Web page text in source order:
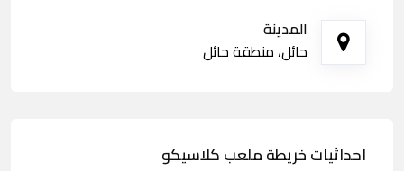
المدينة
حائل، منطقة حائل
احداثيات خريطة ملعب كلاسيكو